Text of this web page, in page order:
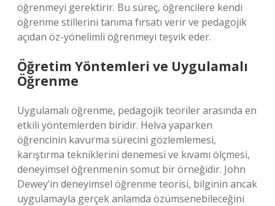
öğrenmeyi gerektirir. Bu süreç, öğrencilere kendi
öğrenme stillerini tanıma fırsatı verir ve pedagojik
açıdan öz-yönelimli öğrenmeyi teşvik eder.
Öğretim Yöntemleri ve Uygulamalı
Öğrenme
Uygulamalı öğrenme, pedagojik teoriler arasında en
etkili yöntemlerden biridir. Helva yaparken
öğrencinin kavurma sürecini gözlemlemesi,
karıştırma tekniklerini denemesi ve kıvamı ölçmesi,
deneyimsel öğrenmenin somut bir örneğidir. John
Dewey’in deneyimsel öğrenme teorisi, bilginin ancak
uygulamayla gerçek anlamda özümsenebileceğini